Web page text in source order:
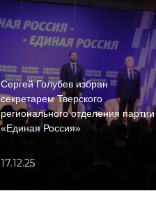
Сергей Голубев избран
секретарем Тверского
регионального отделения партии
«Единая Россия»
17.12.25